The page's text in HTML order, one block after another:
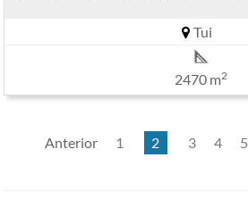
Tui
2470 m2
Anterior 1 2 3 4 5